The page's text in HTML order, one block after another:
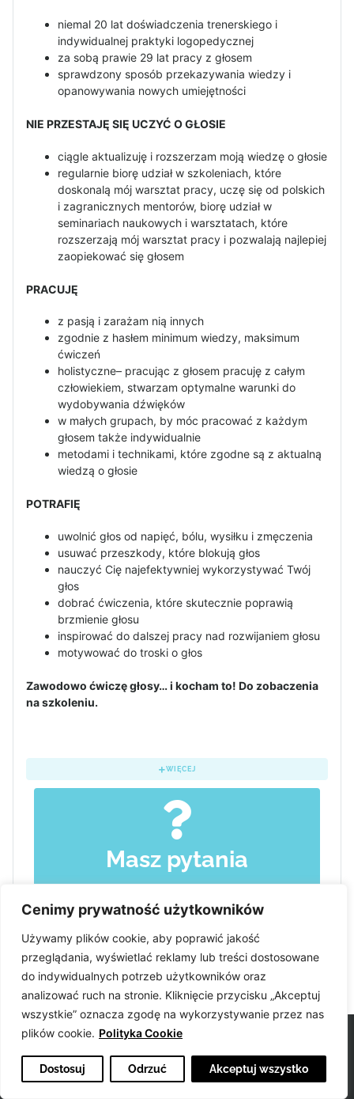
Cenimy prywatność użytkowników
Używamy plików cookie, aby poprawić jakość
przeglądania, wyświetlać reklamy lub treści dostosowane
do indywidualnych potrzeb użytkowników oraz
analizować ruch na stronie. Kliknięcie przycisku „Akceptuj
wszystkie” oznacza zgodę na wykorzystywanie przez nas
plików cookie. Polityka Cookie
Dostosuj Odrzuć Akceptuj wszystko
niemal 20 lat doświadczenia trenerskiego i
indywidualnej praktyki logopedycznej
za sobą prawie 29 lat pracy z głosem
sprawdzony sposób przekazywania wiedzy i
opanowywania nowych umiejętności
NIE PRZESTAJĘ SIĘ UCZYĆ O GŁOSIE
ciągle aktualizuję i rozszerzam moją wiedzę o głosie
regularnie biorę udział w szkoleniach, które
doskonalą mój warsztat pracy, uczę się od polskich
i zagranicznych mentorów, biorę udział w
seminariach naukowych i warsztatach, które
rozszerzają mój warsztat pracy i pozwalają najlepiej
zaopiekować się głosem
PRACUJĘ
z pasją i zarażam nią innych
zgodnie z hasłem minimum wiedzy, maksimum
ćwiczeń
holistyczne– pracując z głosem pracuję z całym
człowiekiem, stwarzam optymalne warunki do
wydobywania dźwięków
w małych grupach, by móc pracować z każdym
głosem także indywidualnie
metodami i technikami, które zgodne są z aktualną
wiedzą o głosie
POTRAFIĘ
uwolnić głos od napięć, bólu, wysiłku i zmęczenia
usuwać przeszkody, które blokują głos
nauczyć Cię najefektywniej wykorzystywać Twój
głos
dobrać ćwiczenia, które skutecznie poprawią
brzmienie głosu
inspirować do dalszej pracy nad rozwijaniem głosu
motywować do troski o głos
Zawodowo ćwiczę głosy… i kocham to! Do zobaczenia
na szkoleniu.
WIĘCEJ
Masz pytania
warsztatu dla siebie – napisz do nas:
e-mail: sylwia@easyvoice.pl